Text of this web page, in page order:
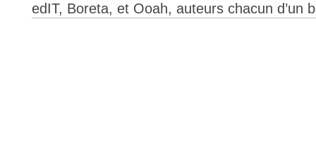
edIT, Boreta, et Ooah, auteurs chacun d’un